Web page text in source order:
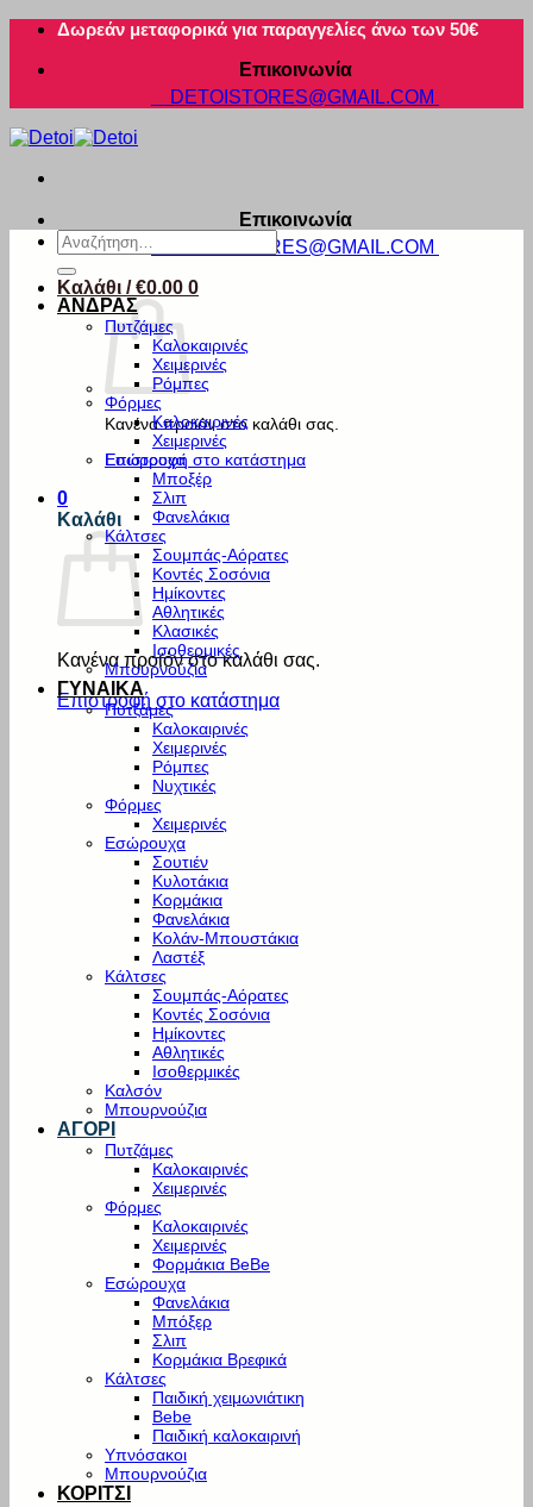
Μετάβαση
περιεχόμενο
Δωρεάν μεταφορικά για παραγγελίες άνω των 50€
Επικοινωνία
DETOISTORES@GMAIL.COM
Επικοινωνία
DETOISTORES@GMAIL.COM
Καλάθι /€0.00 0
Κανένα προϊόν στο καλάθι σας.
Επιστροφή στο κατάστημα
0
Καλάθι
Κανένα προϊόν στο καλάθι σας.
Επιστροφή στο κατάστημα
Αναζήτηση
για:
ΑΝΔΡΑΣ
Πυτζάμες
Καλοκαιρινές
Χειμερινές
Ρόμπες
Φόρμες
Καλοκαιρινές
Χειμερινές
Εσώρουχα
Μποξέρ
Σλιπ
Φανελάκια
Κάλτσες
Σουμπάς-Αόρατες
Κοντές Σοσόνια
Ημίκοντες
Αθλητικές
Κλασικές
Ισοθερμικές
Μπουρνούζια
ΓΥΝΑΙΚΑ
Πυτζάμες
Καλοκαιρινές
Χειμερινές
Ρόμπες
Νυχτικές
Φόρμες
Χειμερινές
Εσώρουχα
Σουτιέν
Κυλοτάκια
Κορμάκια
Φανελάκια
Κολάν-Μπουστάκια
Λαστέξ
Κάλτσες
Σουμπάς-Αόρατες
Κοντές Σοσόνια
Ημίκοντες
Αθλητικές
Ισοθερμικές
Καλσόν
Μπουρνούζια
ΑΓΟΡΙ
Πυτζάμες
Καλοκαιρινές
Χειμερινές
Φόρμες
Καλοκαιρινές
Χειμερινές
Φορμάκια BeBe
Εσώρουχα
Φανελάκια
Μπόξερ
Σλιπ
Κορμάκια Βρεφικά
Κάλτσες
Παιδική χειμωνιάτικη
Bebe
Παιδική καλοκαιρινή
Υπνόσακοι
Μπουρνούζια
ΚΟΡΙΤΣΙ